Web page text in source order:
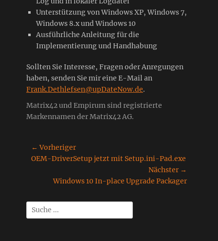
Unterstützung von Windows XP, Windows 7,
Windows 8.x und Windows 10
Ausführliche Anleitung für die
Implementierung und Handhabung
Sollten Sie Interesse, Fragen oder Anregungen
haben, senden Sie mir eine E-Mail an
Frank.Dethlefsen@upDateNow.de.
Matrix42 und Empirum sind registrierte
Markennamen der Matrix42 AG.
Beitragsnavigation
← Vorheriger
Vorheriger
OEM-DriverSetup jetzt mit Setup.ini-Pad.exe
Nächster →
NächsterWindows 10 In-place Upgrade Packager
Suchen
nach: